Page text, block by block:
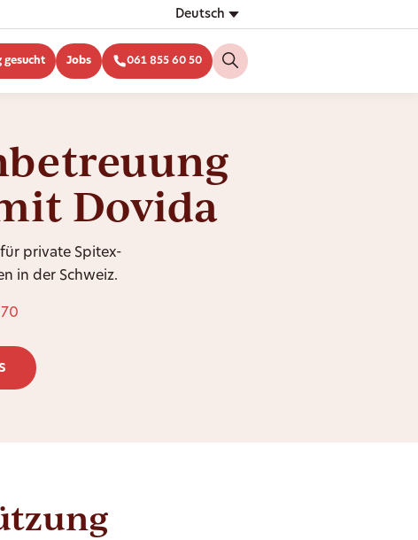
Deutsch
gesucht Jobs 061 855 60 50
Dovida
private Spitex-
in der Schweiz.